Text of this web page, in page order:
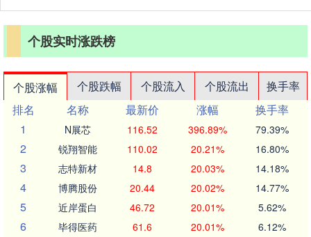
个股实时涨跌榜
个股涨幅 个股跌幅 个股流入 个股流出
换手率
排名
名称 最新价 涨幅
换手率
1
N展芯 116.52 396.89% 79.39%
2 锐翔智能 110.02 20.21% 16.80%
3 志特新材 14.8 20.03% 14.18%
4 博腾股份 20.44 20.02% 14.77%
5 近岸蛋白 46.72 20.01% 5.62%
6 毕得医药 61.6 20.01% 6.12%